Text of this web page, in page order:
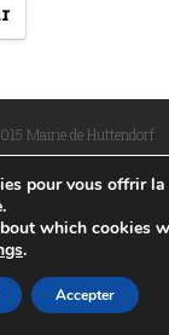
Mairie de Huttendorf
PLAN
pour vous offrir
which cookies
.
Accepter